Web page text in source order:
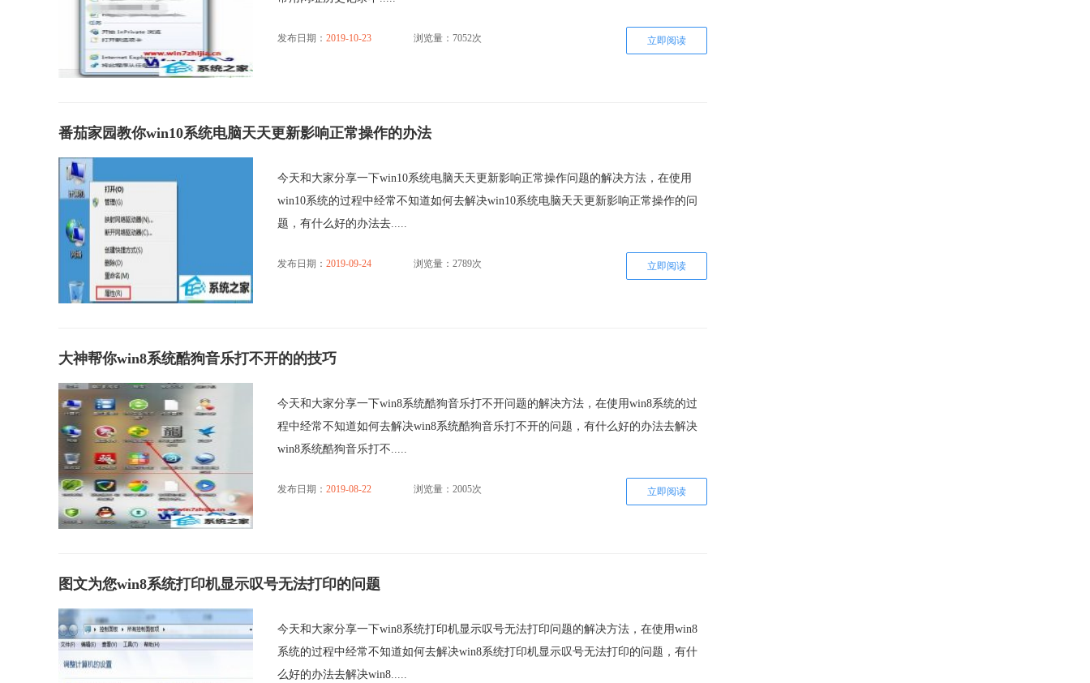
发布日期： 2019-10-23 浏览量：7052次 立即阅读
番茄家园教你win10系统电脑天天更新影响正常操作的办法
今天和大家分享一下win10系统电脑天天更新影响正常操作问题的解决方法，在使用
win10系统的过程中经常不知道如何去解决win10系统电脑天天更新影响正常操作的问
题，有什么好的办法去.....
发布日期： 2019-09-24 浏览量：2789次 立即阅读
大神帮你win8系统酷狗音乐打不开的的技巧
今天和大家分享一下win8系统酷狗音乐打不开问题的解决方法，在使用win8系统的过
程中经常不知道如何去解决win8系统酷狗音乐打不开的问题，有什么好的办法去解决
win8系统酷狗音乐打不.....
发布日期： 2019-08-22 浏览量：2005次 立即阅读
图文为您win8系统打印机显示叹号无法打印的问题
今天和大家分享一下win8系统打印机显示叹号无法打印问题的解决方法，在使用win8
系统的过程中经常不知道如何去解决win8系统打印机显示叹号无法打印的问题，有什
么好的办法去解决win8.....